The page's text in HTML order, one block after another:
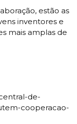
estão as
inventores e
mais amplas de
de-
cooperacao-